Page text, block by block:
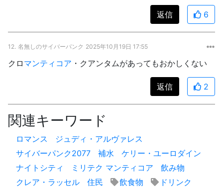
返信 6
12. 名無しのサイバーパンク 2025年10月19日 17:55
クロ マンティコア ・クアンタムがあってもおかしくない
返信 2
関連キーワード
ロマンス
ジュディ・アルヴァレス
サイバーパンク2077
補水
ケリー・ユーロダイン
ナイトシティ
ミリテク マンティコア
飲み物
クレア・ラッセル
住民 飲食物
ドリンク